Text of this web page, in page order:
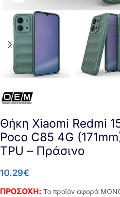
Θήκη Xiaomi Redmi
Poco C85 4G
TPU – Πράσινο
10.29€
ΠΡΟΣΟΧΗ: Το προϊόν αφορά